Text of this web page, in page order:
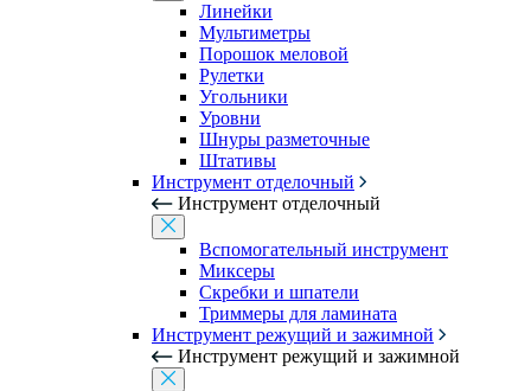
Линейки
Мультиметры
Порошок меловой
Рулетки
Угольники
Уровни
Шнуры разметочные
Штативы
Инструмент отделочный
Инструмент отделочный
Вспомогательный инструмент
Миксеры
Скребки и шпатели
Триммеры для ламината
Инструмент режущий и зажимной
Инструмент режущий и зажимной